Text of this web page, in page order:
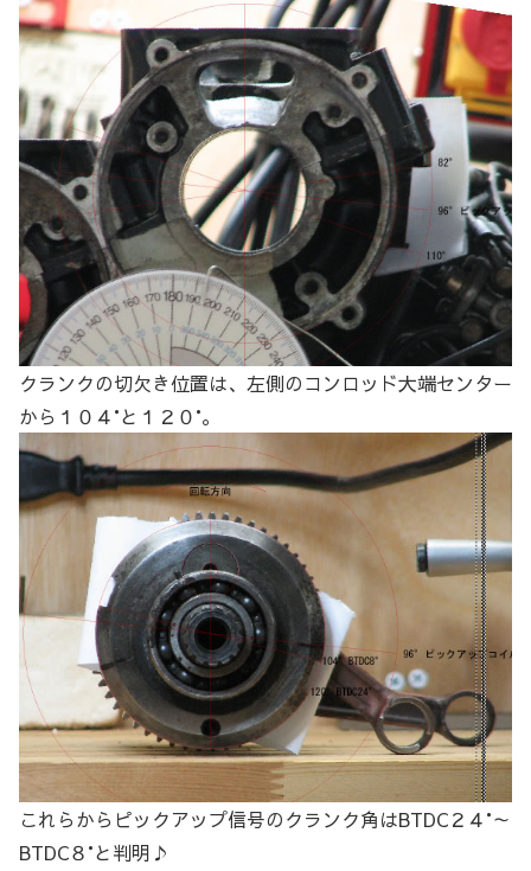
クランクの切欠き位置は、左側のコンロッド大端センター
から１０４°と１２０°。
これらからピックアップ信号のクランク角はBTDC２４°～
BTDC８°と判明♪